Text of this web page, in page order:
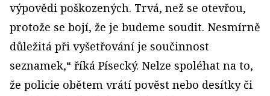
výpovědi poškozených. Trvá, než se otevřou,
protože se bojí, že je budeme soudit. Nesmírně
důležitá při vyšetřování je součinnost
seznamek,“ říká Písecký. Nelze spoléhat na to,
že policie obětem vrátí pověst nebo desítky či